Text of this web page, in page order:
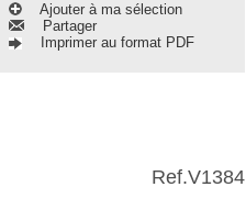
Ajouter à ma sélection
Partager
Imprimer au format PDF
Ref.V1384